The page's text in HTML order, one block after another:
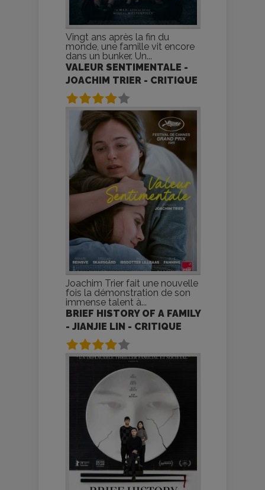
Vingt ans après la fin du
monde, une famille vit encore
dans un bunker. Un...
VALEUR SENTIMENTALE -
JOACHIM TRIER - CRITIQUE
Joachim Trier fait une nouvelle
fois la démonstration de son
immense talent à...
BRIEF HISTORY OF A FAMILY
- JIANJIE LIN - CRITIQUE